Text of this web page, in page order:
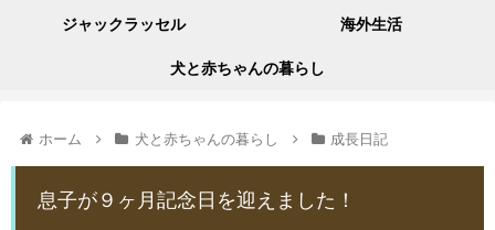
ジャックラッセル 海外生活
犬と赤ちゃんの暮らし
ホーム 犬と赤ちゃんの暮らし 成長日記
息子が９ヶ月記念日を迎えました！